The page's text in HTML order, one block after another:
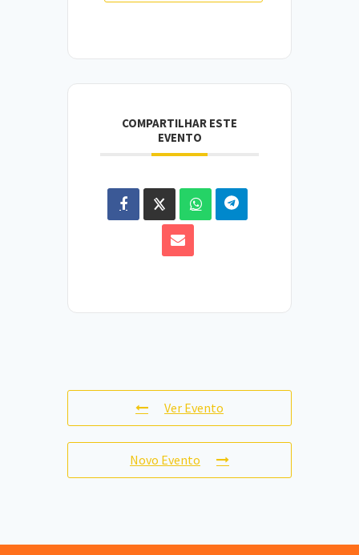
COMPARTILHAR ESTE
EVENTO
Ver Evento
Novo Evento